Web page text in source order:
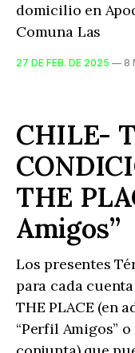
domicilio en
Comuna Las
27 DE FEB. DE 2025 — 8
CHILE-
THE
Amigos”
Los presentes
para cada
THE PLACE (en
“Perfil Amigos”